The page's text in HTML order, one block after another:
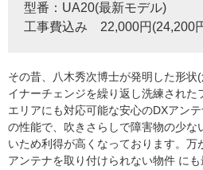
型番：UA20(最新モデル)
工事費込み 22,000円(24,200
その昔、八木秀次博士が発明した形状
イナーチェンジを繰り返し洗練された
エリアにも対応可能な安心のDXアン
の性能で、吹きさらしで障害物の少な
いため利得が高くなっております。万
アンテナを取り付けられない物件 に